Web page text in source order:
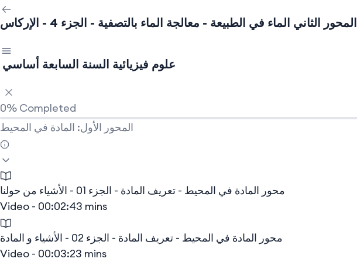
المحور الثاني الماء في الطبيعة - معالجة الماء بالتصفية - الجزء 4 - الإركاس
علوم فيزيائية السنة السابعة أساسي
0% Completed
المحور الأول: المادة في المحيط
محور المادة في المحيط - تعريف المادة - الجزء 01 - الأشياء من حولنا
Video - 00:02:43 mins
محور المادة في المحيط - تعريف المادة - الجزء 02 - الأشياء و المادة
Video - 00:03:23 mins